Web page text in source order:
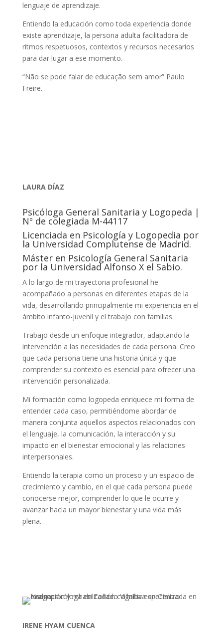
lenguaje de aprendizaje.
Entiendo la educación como toda experiencia donde
existe aprendizaje, la persona adulta facilitadora de
ritmos respetuosos, contextos y recursos necesarios
para dar lugar a ese momento.
“Não se pode falar de educação sem amor” Paulo
Freire.
LAURA DÍAZ
Psicóloga General Sanitaria y Logopeda |
Nº de colegiada M-44117
Licenciada en Psicología y Logopedia por
la Universidad Complutense de Madrid.
Máster en Psicología General Sanitaria
por la Universidad Alfonso X el Sabio.
A lo largo de mi trayectoria profesional he
acompañado a personas en diferentes etapas de la
vida, desarrollando principalmente mi experiencia en el
ámbito infanto-juvenil y el trabajo con familias.
Trabajo desde un enfoque integrador, adaptando la
intervención a las necesidades de cada persona. Creo
que cada persona tiene una historia única y que
comprender su contexto es esencial para ofrecer una
intervención personalizada.
Mi formación como logopeda enriquece mi forma de
entender cada caso, permitiéndome abordar de
manera conjunta aquellos aspectos relacionados con
el lenguaje, la comunicación, la interacción y su
impacto en el bienestar emocional y las relaciones
interpersonales.
Entiendo la terapia como un proceso y un espacio de
crecimiento y cambio, en el que cada persona puede
conocerse mejor, comprender lo que le ocurre y
avanzar hacia un mayor bienestar y una vida más
plena.
IRENE HYAM CUENCA